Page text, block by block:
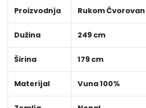
Proizvodnja Rukom Čvorovan
Dužina 249 cm
Širina 179 cm
Materijal Vuna 100%